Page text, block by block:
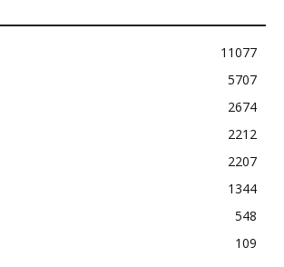
11077
5707
2674
2212
2207
1344
548
109